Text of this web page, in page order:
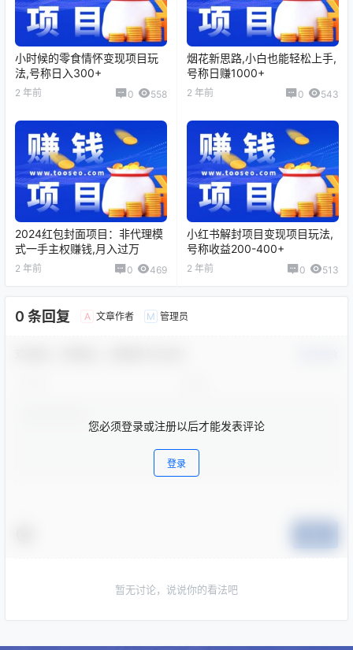
小时候的零食情怀变现项目玩
法,号称日入300+
2 年前 0 558
烟花新思路,小白也能轻松上手,
号称日赚1000+
2 年前 0 543
2024红包封面项目：非代理模
式一手主权赚钱,月入过万
2 年前 0 469
小红书解封项目变现项目玩法,
号称收益200-400+
2 年前 0 513
0 条回复 A 文章作者 M 管理员
您必须登录或注册以后才能发表评论
登录
暂无讨论，说说你的看法吧